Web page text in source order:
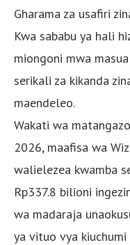
Gharama za usafiri
Kwa sababu ya hali
miongoni mwa
serikali za kikanda
maendeleo.
Wakati wa
2026, maafisa wa
walielezea kwamba
Rp337.8 bilioni
wa madaraja
ya vituo vya